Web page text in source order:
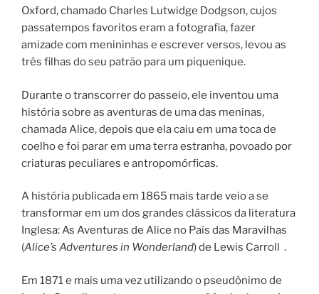
Oxford, chamado Charles Lutwidge Dodgson, cujos
passatempos favoritos eram a fotografia, fazer
amizade com menininhas e escrever versos, levou as
três filhas do seu patrão para um piquenique.
Durante o transcorrer do passeio, ele inventou uma
história sobre as aventuras de uma das meninas,
chamada Alice, depois que ela caiu em uma toca de
coelho e foi parar em uma terra estranha, povoado por
criaturas peculiares e antropomórficas.
A história publicada em 1865 mais tarde veio a se
transformar em um dos grandes clássicos da literatura
Inglesa: As Aventuras de Alice no País das Maravilhas
(Alice’s Adventures in Wonderland) de Lewis Carroll .
Em 1871 e mais uma vez utilizando o pseudônimo de